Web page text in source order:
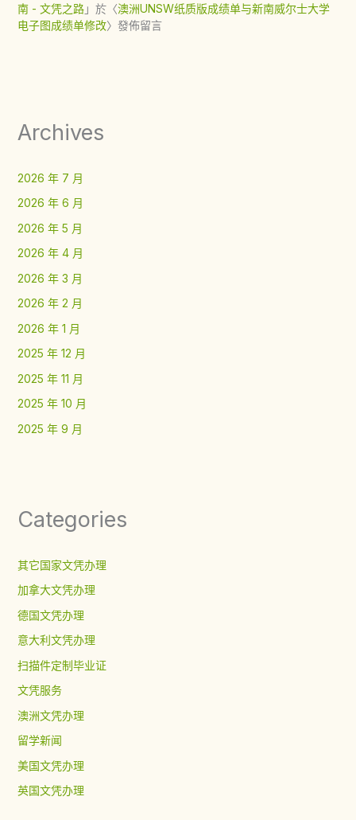
南 - 文凭之路」於〈澳洲UNSW纸质版成绩单与新南威尔士大学
电子图成绩单修改〉發佈留言
Archives
2026 年 7 月
2026 年 6 月
2026 年 5 月
2026 年 4 月
2026 年 3 月
2026 年 2 月
2026 年 1 月
2025 年 12 月
2025 年 11 月
2025 年 10 月
2025 年 9 月
Categories
其它国家文凭办理
加拿大文凭办理
德国文凭办理
意大利文凭办理
扫描件定制毕业证
文凭服务
澳洲文凭办理
留学新闻
美国文凭办理
英国文凭办理